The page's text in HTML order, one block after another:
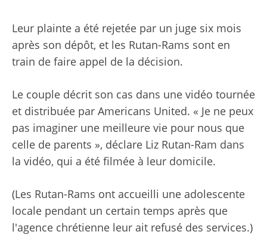
Leur plainte a été rejetée par un juge six mois
après son dépôt, et les Rutan-Rams sont en
train de faire appel de la décision.
Le couple décrit son cas dans une vidéo tournée
et distribuée par Americans United. « Je ne peux
pas imaginer une meilleure vie pour nous que
celle de parents », déclare Liz Rutan-Ram dans
la vidéo, qui a été filmée à leur domicile.
(Les Rutan-Rams ont accueilli une adolescente
locale pendant un certain temps après que
l'agence chrétienne leur ait refusé des services.)